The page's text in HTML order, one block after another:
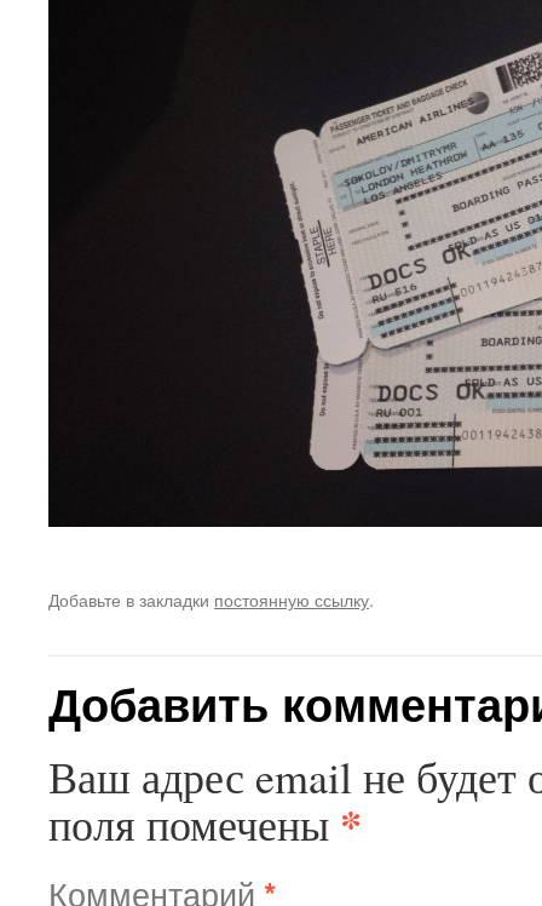
Добавьте в закладки постоянную ссылку.
Добавить
Ваш адрес email не будет
поля помечены *
Комментарий *